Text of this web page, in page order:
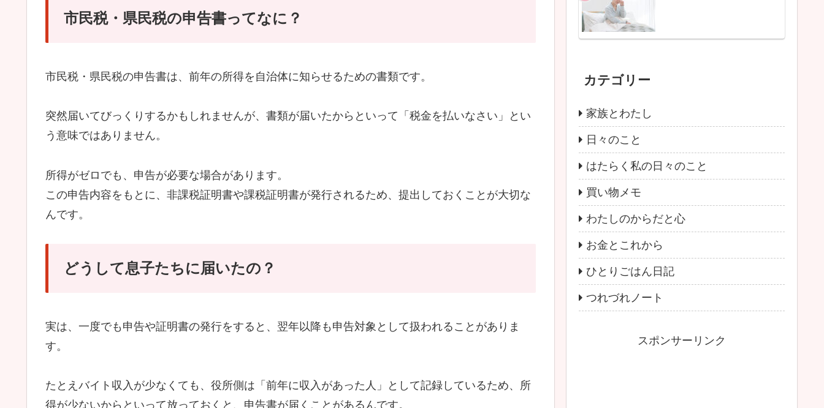
市民税・県民税の申告書ってなに？
市民税・県民税の申告書は、前年の所得を自治体に知らせるための書類です。
突然届いてびっくりするかもしれませんが、書類が届いたからといって「税金を払いなさい」とい
う意味ではありません。
所得がゼロでも、申告が必要な場合があります。
この申告内容をもとに、非課税証明書や課税証明書が発行されるため、提出しておくことが大切な
んです。
どうして息子たちに届いたの？
実は、一度でも申告や証明書の発行をすると、翌年以降も申告対象として扱われることがありま
す。
たとえバイト収入が少なくても、役所側は「前年に収入があった人」として記録しているため、所
得が少ないからといって放っておくと、申告書が届くことがあるんです。
カテゴリー
家族とわたし
日々のこと
はたらく私の日々のこと
買い物メモ
わたしのからだと心
お金とこれから
ひとりごはん日記
つれづれノート
スポンサーリンク